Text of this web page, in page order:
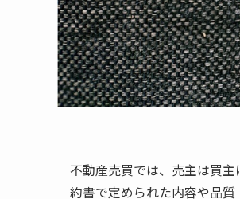
不動産売買では、売主は買
約書で定められた内容や品